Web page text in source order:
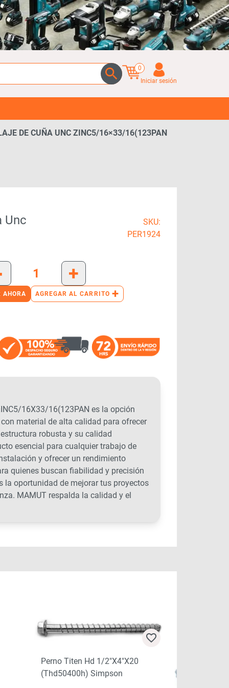
0
Iniciar sesión
DE CUÑA UNC ZINC5/16×33/16(123PAN
Unc
SKU:
PER1924
+
AHORA AGREGAR AL CARRITO +
16X33/16(123PAN es la opción
material de alta calidad para ofrecer
robusta y su calidad
esencial para cualquier trabajo de
y ofrecer un rendimiento
quienes buscan fiabilidad y precisión
la oportunidad de mejorar tus proyectos
MAMUT respalda la calidad y el
Perno Titen Hd 1/2″x4″x20
(thd50400h) Simpson